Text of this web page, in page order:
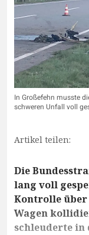
In Großefehn musste
schweren Unfall voll
Artikel teilen:
Die
lang voll
Kontrolle über
Wagen
schleuderte in